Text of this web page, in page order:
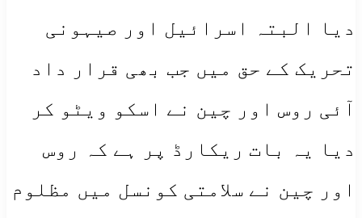
دیا البتہ اسرائیل اور صیہونی
تحریک کے حق میں جب بھی قرار داد
آئی روس اور چین نے اسکو ویٹو کر
دیا یہ بات ریکارڈ پر ہے کہ روس
اور چین نے سلامتی کونسل میں مظلوم